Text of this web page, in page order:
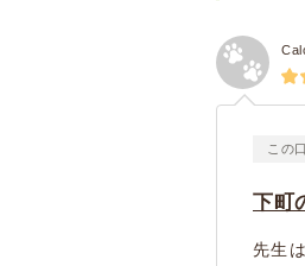
この
下町
先生